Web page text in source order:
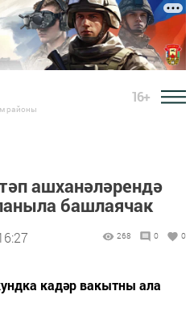
районы
16+
ашханәләрендә
башлаячак
268 0 0
кадәр вакытны ала